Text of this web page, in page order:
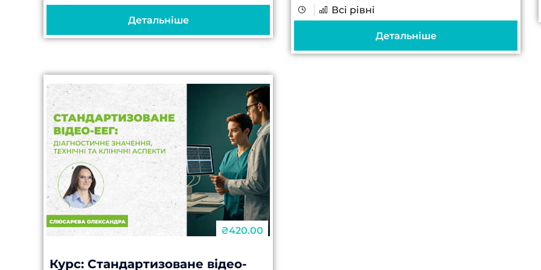
діагностики епілептичних і
Детальніше
діагностичне рішення Технічна якість
ЕЕГ-запису безпосередньо впливає
Всі рівні
Детальніше
₴420.00
Курс: Стандартизоване відео-